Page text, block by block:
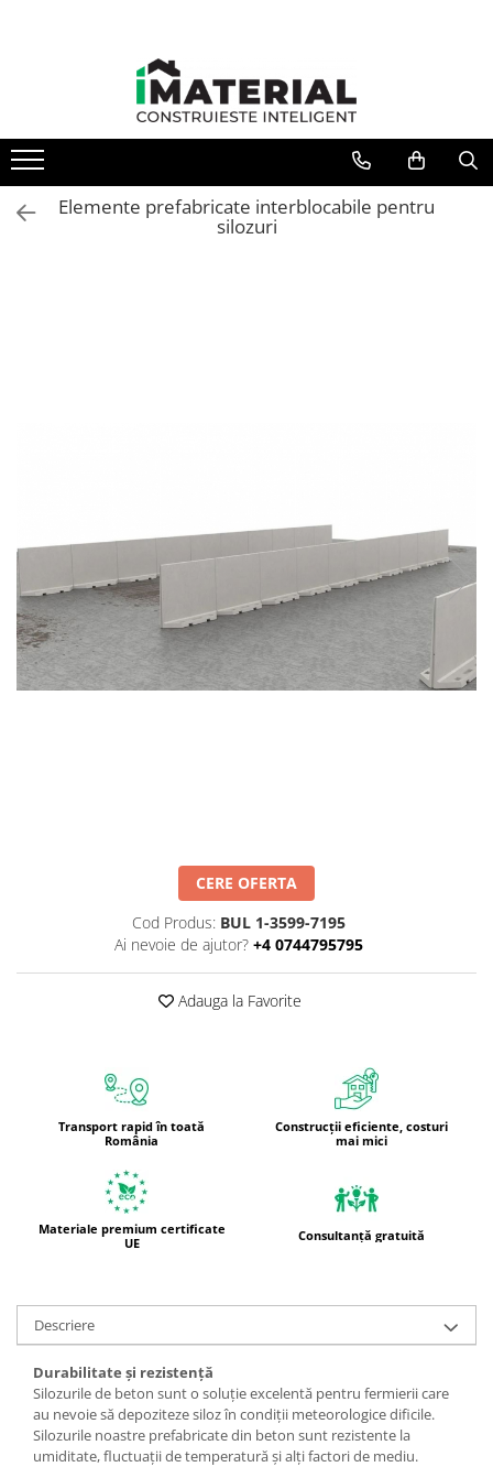
Toate Produsele
Fundație
Structură
Mansarda
Acoperiș
Industrial
Proiecte case
Elemente prefabricate interblocabile pentru
silozuri
CERE OFERTA
Cod Produs: BUL 1-3599-7195
Ai nevoie de ajutor? +4 0744795795
Adauga la Favorite
Transport rapid în toată
România
Construcții eficiente, costuri
mai mici
Materiale premium certificate
UE
Consultanță gratuită
Descriere
Durabilitate și rezistență
Silozurile de beton sunt o soluție excelentă pentru fermierii care
au nevoie să depoziteze siloz în condiții meteorologice dificile.
Silozurile noastre prefabricate din beton sunt rezistente la
umiditate, fluctuații de temperatură și alți factori de mediu.